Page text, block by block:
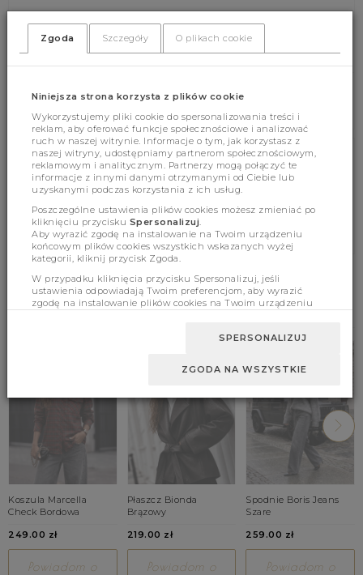
Cechy produktu
Wymiary
BESTSELLERY
Koszula Marcella
Check Bordowa
249.00 zł
Powiadom o
Płaszcz Bionda
Brązowy
219.00 zł
Powiadom o
Spodnie Boris Jeans
Szare
259.00 zł
Powiadom o
Zgoda Szczegóły O plikach cookie
Niniejsza strona korzysta z plików cookie
Wykorzystujemy pliki cookie do spersonalizowania treści i
reklam, aby oferować funkcje społecznościowe i analizować
ruch w naszej witrynie. Informacje o tym, jak korzystasz z
naszej witryny, udostępniamy partnerom społecznościowym,
reklamowym i analitycznym. Partnerzy mogą połączyć te
informacje z innymi danymi otrzymanymi od Ciebie lub
uzyskanymi podczas korzystania z ich usług.
Poszczególne ustawienia plików cookies możesz zmieniać po
kliknięciu przycisku Spersonalizuj
Aby wyrazić zgodę na instalowanie na Twoim urządzeniu
końcowym plików cookies wszystkich wskazanych wyżej
kategorii, kliknij przycisk Zgoda.
W przypadku kliknięcia przycisku Spersonalizuj, jeśli
ustawienia odpowiadają Twoim preferencjom, aby wyrazić
zgodę na instalowanie plików cookies na Twoim urządzeniu
SPERSONALIZUJ
ZGODA NA WSZYSTKIE